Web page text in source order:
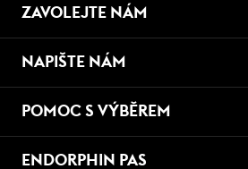
ZAVOLEJTE NÁM
NAPIŠTE NÁM
POMOC S VÝBĚREM
ENDORPHIN PAS